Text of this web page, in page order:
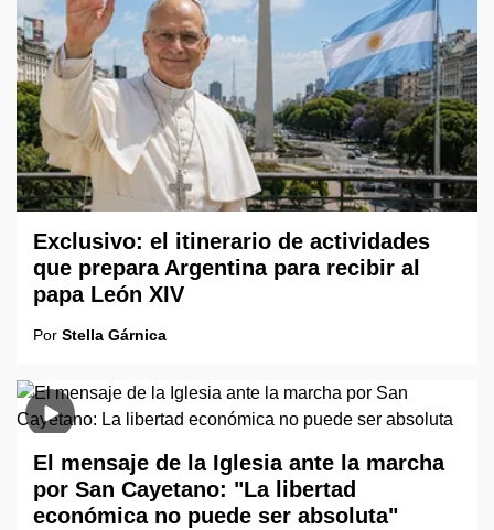
Exclusivo: el itinerario de actividades
que prepara Argentina para recibir al
papa León XIV
Por Stella Gárnica
El mensaje de la Iglesia ante la marcha
por San Cayetano: "La libertad
económica no puede ser absoluta"